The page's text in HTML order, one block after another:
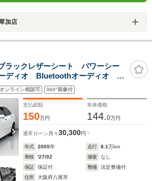
加店
ックレザーシート パワーシー
ディオ Bluetoothオーディオ 全
コントロール
オンライン相談可 360°画像付
支払総額
150万円
本体価格
144.0万円
通常ローン 月々30,300円
年式 2005年 走行 8.1万km
車検
'27/02 修復
なし
保証
保証付 整備
法定整備付
住所
大阪府八尾市